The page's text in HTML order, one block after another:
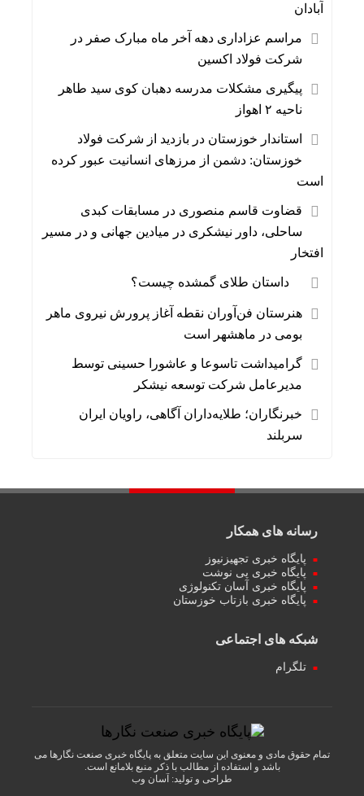
آبادان
مراسم عزاداری دهه آخر ماه مبارک صفر در
شرکت فولاد اکسین
پیگیری مشکلات مدرسه دهبان کوی سید طاهر
ناحیه ۲ اهواز
استاندار خوزستان در بازدید از شرکت فولاد
خوزستان: دشمن از مرزهای انسانیت عبور کرده
است
قضاوت قاسم منصوری در مسابقات کبدی
ساحلی، داور نیشکری در میادین جهانی و در مسیر
افتخار
هنرستان فن‌آوران نقطه آغاز پرورش نیروی ماهر
بومی در ماهشهر است
گرامیداشت تاسوعا و عاشورا حسینی توسط
مدیرعامل شرکت توسعه نیشکر
خبرنگاران؛ طلایه‌داران آگاهی، راویان ایران
سربلند
رسانه های همکار
پایگاه خبری تجهیزنیوز
پایگاه خبری پی نوشت
پایگاه خبری آسان تکنولوژی
پایگاه خبری بازتاب خوزستان
شبکه های اجتماعی
تلگرام
تمام حقوق مادی و معنوی این سایت متعلق به پایگاه خبری صنعت نگارها می
باشد و استفاده از مطالب با ذکر منبع بلامانع است.
طراحی و تولید: آسان وب